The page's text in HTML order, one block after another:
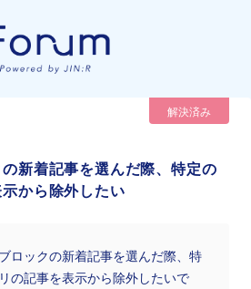
解決済み
新着記事を選んだ際、特定の
から除外したい
ロックの新着記事を選んだ際、特
の記事を表示から除外したいで